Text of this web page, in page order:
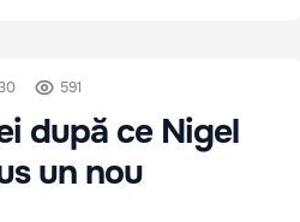
591
după ce Nigel
un nou